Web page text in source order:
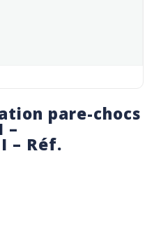
pare-chocs
–
– Réf.